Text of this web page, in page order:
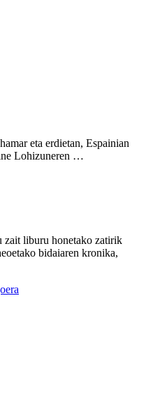
eta erdietan, Espainian
Lohizuneren …
zait liburu honetako zatirik
bidaiaren kronika,